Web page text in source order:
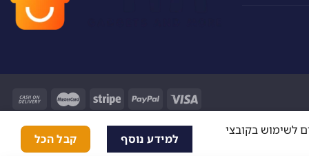
לשימוש בקובצי
למידע נוסף קבל הכל